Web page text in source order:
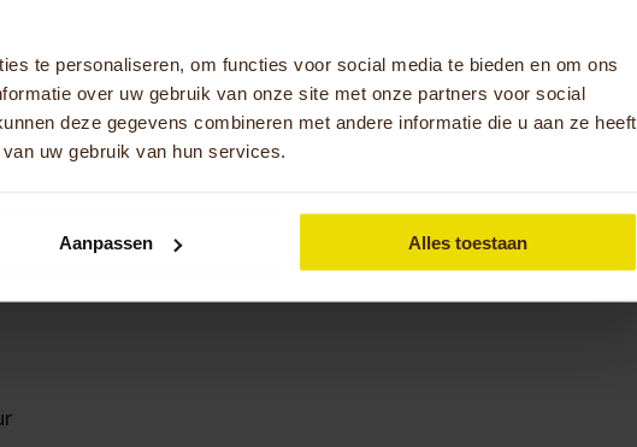
te personaliseren, om functies voor social media te bieden en om ons
over uw gebruik van onze site met onze partners voor social
deze gegevens combineren met andere informatie die u aan ze heeft
uw gebruik van hun services.
Aanpassen Alles toestaan
op met Kersten Hulpmiddelen Houten. Ze zijn bereikbaar via
tref je hieronder. Heb je vragen over je WMO aanvraag? Dan
jouw gemeente.
Houten, Nederland
Hulpmiddelen